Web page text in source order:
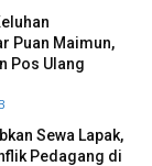
Puan Maimun,
Pos Ulang
Sewa Lapak,
Pedagang di